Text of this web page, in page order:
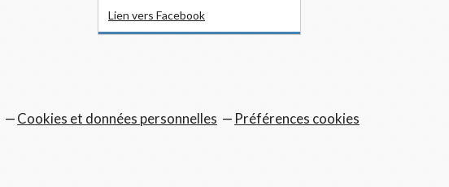
Lien vers Facebook
Cookies et données personnelles Préférences cookies